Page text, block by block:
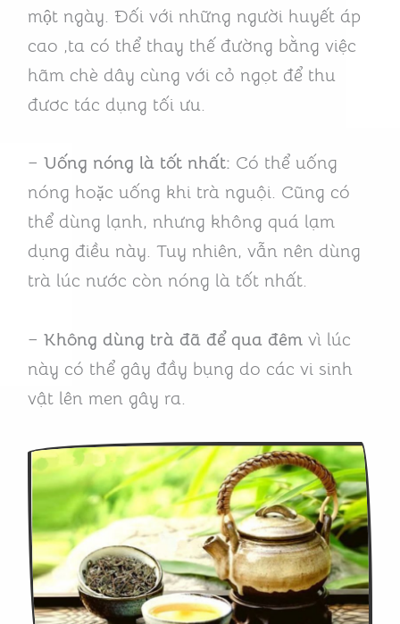
một ngày. Đối với những người huyết áp
cao ,ta có thể thay thế đường bằng việc
hãm chè dây cùng với cỏ ngọt để thu
đươc tác dụng tối ưu.
– Uống nóng là tốt nhất: Có thể uống
nóng hoặc uống khi trà nguội. Cũng có
thể dùng lạnh, nhưng không quá lạm
dụng điều này. Tuy nhiên, vẫn nên dùng
trà lúc nước còn nóng là tốt nhất.
– Không dùng trà đã để qua đêmvì lúc
này có thể gây đầy bụng do các vi sinh
vật lên men gây ra.